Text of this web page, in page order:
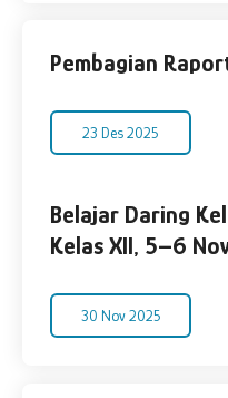
Pembagian
23 Des 2025
Belajar Daring
Kelas XII, 5–6
30 Nov 2025